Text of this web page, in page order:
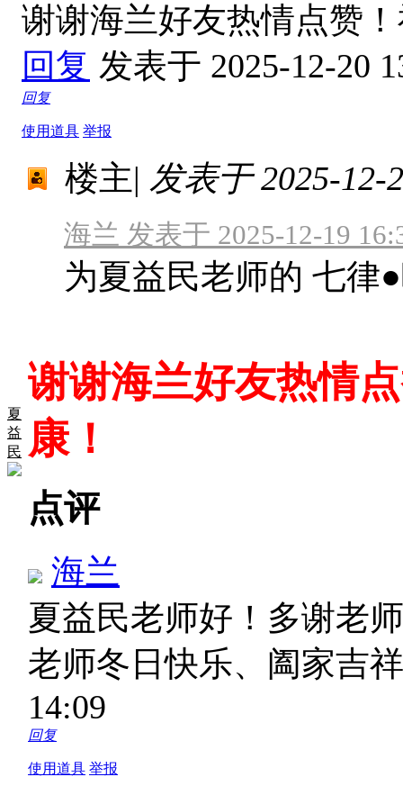
谢谢海兰好友热情点赞
回复 发表于 2025-12-20
回复
使用道具 举报
夏
益
民
楼主| 发表于 2025-12-
海兰 发表于 2025-12-19
为夏益民老师的 七律
谢谢海兰好友热情
康！
点评
海兰
夏益民老师好！多谢老
老师冬日快乐、阖家吉
14:09
回复
使用道具 举报